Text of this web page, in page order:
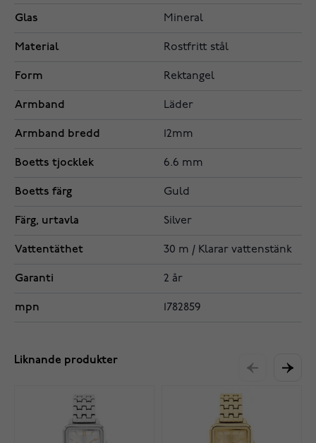
Glas Mineral
Material Rostfritt stål
Form Rektangel
Armband Läder
Armband bredd 12mm
Boetts tjocklek 6.6 mm
Boetts färg Guld
Färg, urtavla Silver
Vattentäthet 30 m / Klarar vattenstänk
Garanti 2 år
mpn 1782859
Liknande produkter